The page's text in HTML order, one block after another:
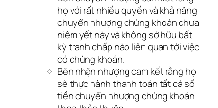
họ với rất nhiều quyền và khả năng
chuyển nhượng chứng khoán chưa
niêm yết này và không sở hữu bất
kỳ tranh chấp nào liên quan tới việc
có chứng khoán.
Bên nhận nhượng cam kết rằng họ
sẽ thực hành thanh toán tất cả số
tiền chuyển nhượng chứng khoán